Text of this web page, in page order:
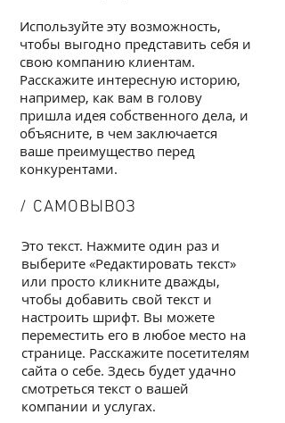
Используйте эту возможность,
чтобы выгодно представить себя и
свою компанию клиентам.
Расскажите интересную историю,
например, как вам в голову
пришла идея собственного дела, и
объясните, в чем заключается
ваше преимущество перед
конкурентами.
/ САМОВЫВОЗ
Это текст. Нажмите один раз и
выберите «Редактировать текст»
или просто кликните дважды,
чтобы добавить свой текст и
настроить шрифт. Вы можете
переместить его в любое место на
странице. Расскажите посетителям
сайта о себе. Здесь будет удачно
смотреться текст о вашей
компании и услугах.